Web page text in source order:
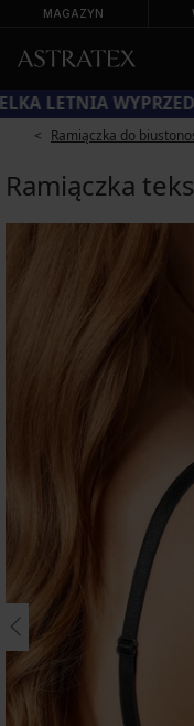
MAGAZYN
WIELKA
Ramiączka do
Ramiączka